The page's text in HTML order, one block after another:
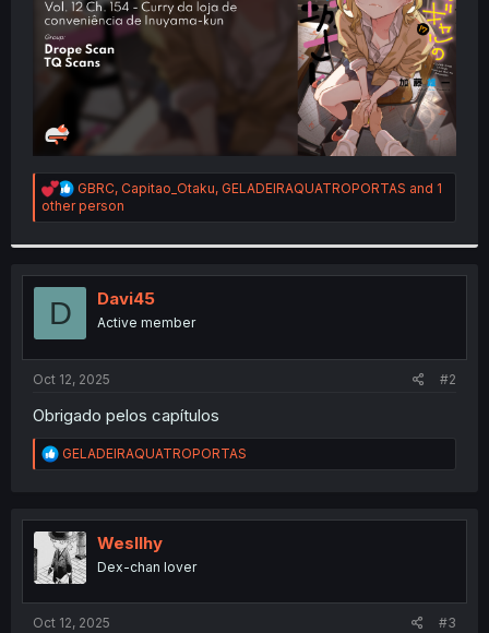
R
e
a
i
o
:
GBRC, Capitao_Otaku, GELADEIRAQUATROPORTAS and 1
other person
D Davi45
Active member
Oct 12, 2025 #2
Obrigado pelos capítulos
R
e
t
i
o
n
GELADEIRAQUATROPORTAS
Wesllhy
Dex-chan lover
Oct 12, 2025 #3